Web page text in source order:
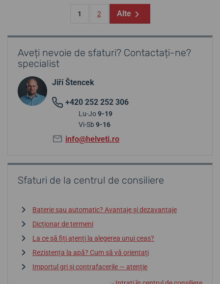
1 2 Alte
Aveți nevoie de sfaturi? Contactați-ne?
specialist
Jiří Štencek
+420 252 252 306
Lu-Jo9-19
Vi-Sb 9-16
info@helveti.ro
Sfaturi de la centrul de consiliere
Baterie sau automatic? Avantaje și dezavantaje
Dicționar de termeni
La ce să fiți atenți la alegerea unui ceas?
Rezistența la apă? Cum să vă orientați
Importul gri și contrafacerile — atenție
↓